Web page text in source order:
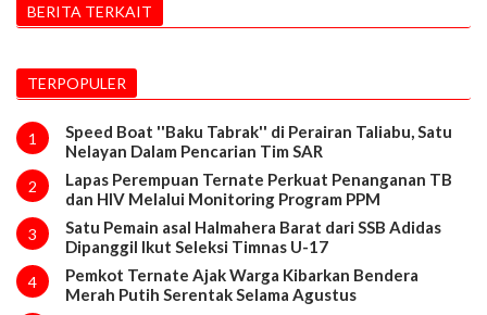
BERITA TERKAIT
TERPOPULER
1
Speed Boat ''Baku Tabrak'' di Perairan Taliabu, Satu
Nelayan Dalam Pencarian Tim SAR
2
Lapas Perempuan Ternate Perkuat Penanganan TB
dan HIV Melalui Monitoring Program PPM
3
Satu Pemain asal Halmahera Barat dari SSB Adidas
Dipanggil Ikut Seleksi Timnas U-17
4
Pemkot Ternate Ajak Warga Kibarkan Bendera
Merah Putih Serentak Selama Agustus